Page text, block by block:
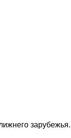
зарубежья.